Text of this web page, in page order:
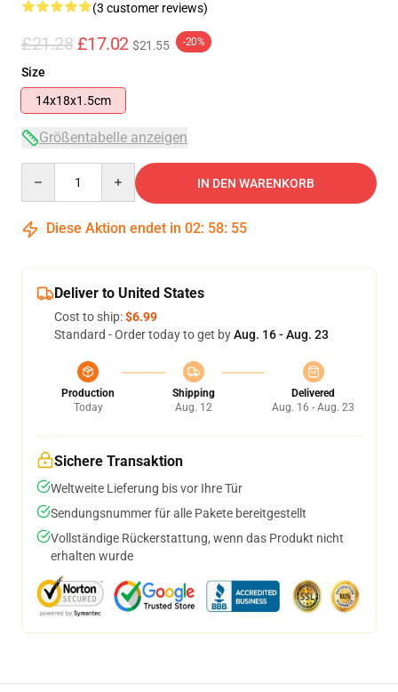
(3 customer reviews)
£21.28 £17.02 $21.55 -20%
Size
14x18x1.5cm
Größentabelle anzeigen
IN DEN WARENKORB
Diese Aktion endet in 02: 58: 54
Deliver to United States
Cost to ship:$6.99
Standard - Order today to get byAug. 16 - Aug. 23
Production
Today
Shipping
Aug. 12
Delivered
Aug. 16 - Aug. 23
Sichere Transaktion
Weltweite Lieferung bis vor Ihre Tür
Sendungsnummer für alle Pakete bereitgestellt
Vollständige Rückerstattung, wenn das Produkt nicht
erhalten wurde